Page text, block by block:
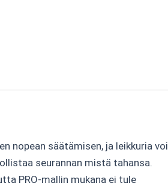
nopean säätämisen, ja leikkuria voi
seurannan mistä tahansa.
PRO-mallin mukana ei tule